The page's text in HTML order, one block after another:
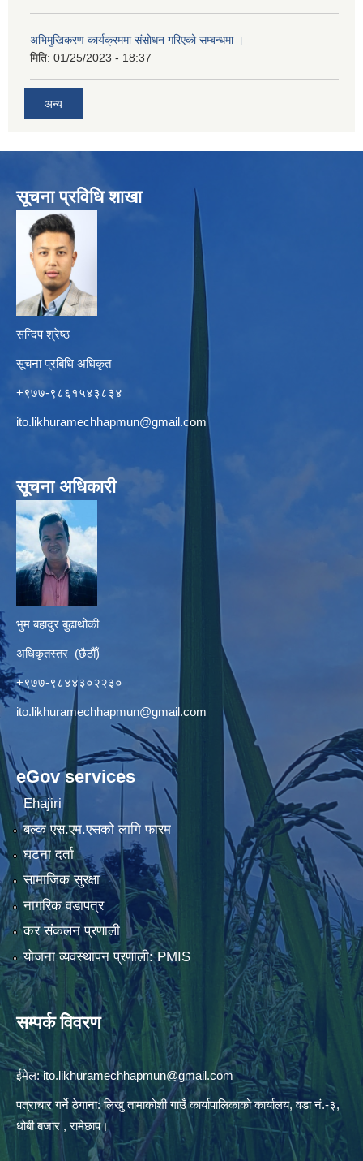
अभिमुखिकरण कार्यक्रममा संसोधन गरिएको सम्बन्धमा ।
मिति: 01/25/2023 - 18:37
अन्य
सूचना प्रविधि शाखा
सन्दिप श्रेष्ठ
सूचना प्रबिधि अधिकृत
+९७७-९८६१५४३८३४
ito.likhuramechhapmun@gmail.com
सूचना अधिकारी
भुम बहादुर बुढाथोकी
अधिकृतस्तर (छैठौँ)
+९७७-९८४४३०२२३०
ito.likhuramechhapmun@gmail.com
eGov services
Ehajiri
बल्क एस.एम.एसको लागि फारम
घटना दर्ता
सामाजिक सुरक्षा
नागरिक वडापत्र
कर संकलन प्रणाली
योजना व्यवस्थापन प्रणाली: PMIS
सम्पर्क विवरण
ईमेल:ito.likhuramechhapmun@gmail.com
पत्राचार गर्ने ठेगाना: लिखु तामाकोशी गाउँ कार्यापालिकाको कार्यालय, वडा नं.-३,
धोबी बजार , रामेछाप।